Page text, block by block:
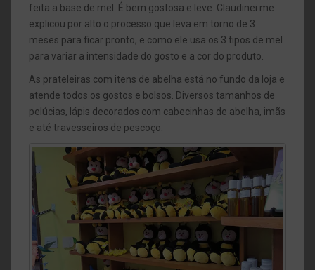
feita a base de mel. É bem gostosa e leve. Claudinei me
explicou por alto o processo que leva em torno de 3
meses para ficar pronto, e como ele usa os 3 tipos de mel
para variar a intensidade do gosto e a cor do produto.
As prateleiras com itens de abelha está no fundo da loja e
atende todos os gostos e bolsos. Diversos tamanhos de
pelúcias, lápis decorados com cabecinhas de abelha, imãs
e até travesseiros de pescoço.